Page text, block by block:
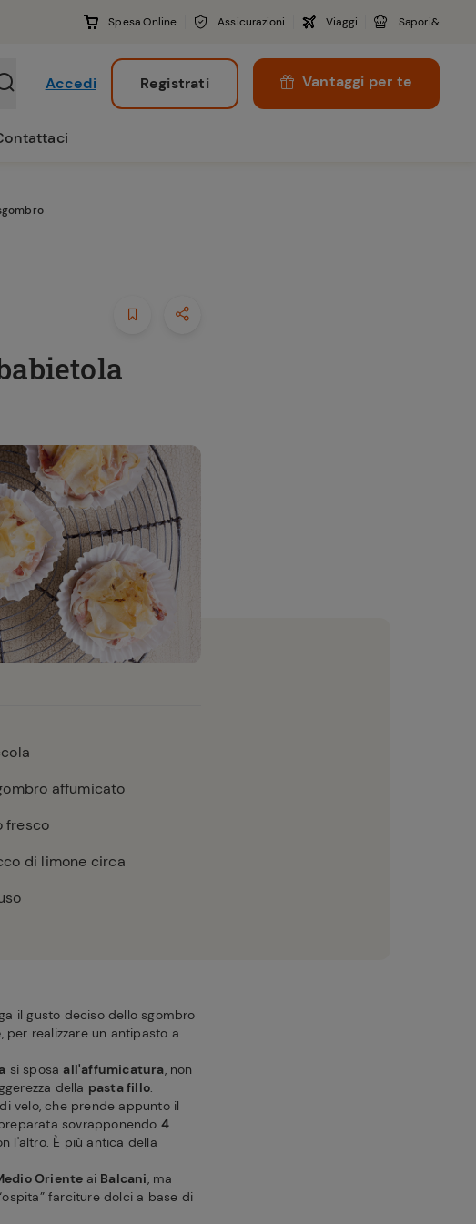
Spesa Online Assicurazioni Viaggi Sapori&
Accedi Registrati Vantaggi per te
affumicato
fresco
di limone circa
il gusto deciso dello sgombro
, per realizzare un antipasto a
si sposaall'affumicatura, non
della pasta fillo.
velo, che prende appunto il
sovrapponendo 4
l'altro. È più antica della
Oriente ai Balcani, ma
farciture dolci a base di